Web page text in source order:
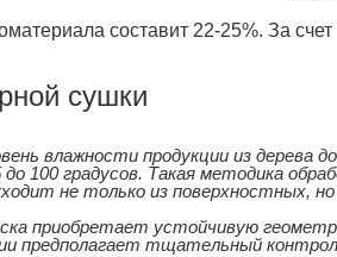
составит 22-25%. За
сушки
влажности продукции из дерева
100 градусов. Такая методика
не только из поверхностных, но
приобретает устойчивую
предполагает тщательный